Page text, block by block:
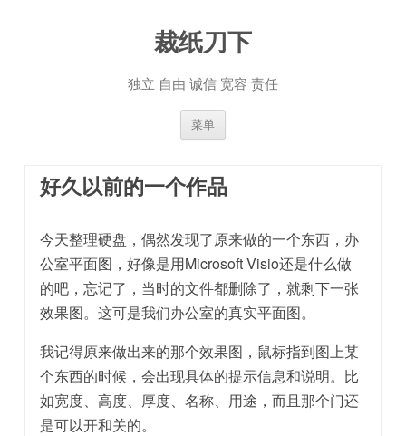
裁纸刀下
独立 自由 诚信 宽容 责任
菜单
好久以前的一个作品
今天整理硬盘，偶然发现了原来做的一个东西，办
公室平面图，好像是用Microsoft Visio还是什么做
的吧，忘记了，当时的文件都删除了，就剩下一张
效果图。这可是我们办公室的真实平面图。
我记得原来做出来的那个效果图，鼠标指到图上某
个东西的时候，会出现具体的提示信息和说明。比
如宽度、高度、厚度、名称、用途，而且那个门还
是可以开和关的。